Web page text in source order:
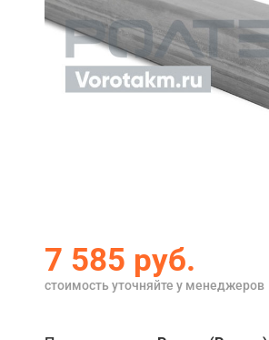
Главная
Акции
Примеры работ
7 585 руб.
стоимость уточняйте у менеджеров